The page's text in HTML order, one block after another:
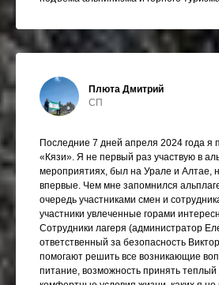
Плюта Дмитрий
СП
Последние 7 дней апреля 2024 года я
«Кязи». Я не первый раз участвую в
мероприятиях, был на Урале и Алтае,
впервые. Чем мне запомнился
очередь участниками смен и
участники увлеченные горами
Сотрудники лагеря (администратор
ответственный за безопасность
помогают решить все возникающие
питание, возможность принять